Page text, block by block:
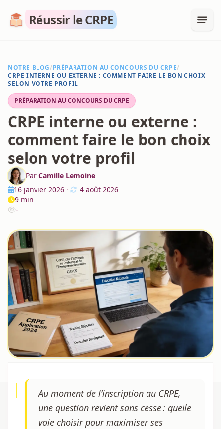
Réussir le CRPE
NOTRE BLOG/PRÉPARATION AU CONCOURS DU CRPE/
CRPE INTERNE OU EXTERNE : COMMENT FAIRE LE BON CHOIX
SELON VOTRE PROFIL
PRÉPARATION AU CONCOURS DU CRPE
CRPE interne ou externe :
comment faire le bon choix
selon votre profil
Par Camille Lemoine
16 janvier 2026 ·
4 août 2026
9 min
-
Au moment de l’inscription au CRPE,
une question revient sans cesse : quelle
voie choisir pour maximiser ses